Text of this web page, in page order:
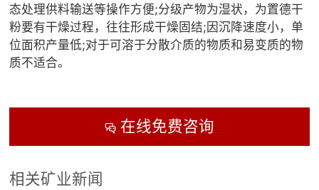
态处理供料输送等操作方便;分级产物为湿状，为置德干
粉要有干燥过程，往往形成干燥固结;因沉降速度小，单
位面积产量低;对于可溶于分散介质的物质和易变质的物
质不适合。
在线免费咨询
相关矿业新闻